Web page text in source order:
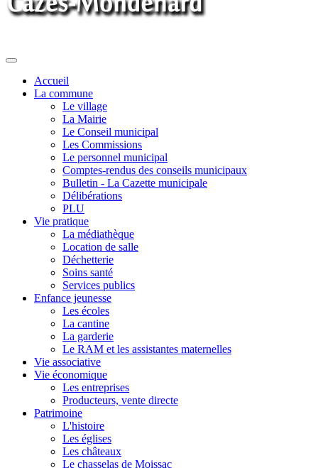
Toggle
navigationAccueil
La commune
Le village
La Mairie
Le Conseil municipal
Les Commissions
Le personnel municipal
Comptes-rendus des conseils municipaux
Bulletin - La Cazette municipale
Délibérations
PLU
Vie pratique
La médiathèque
Location de salle
Déchetterie
Soins santé
Services publics
Enfance jeunesse
Les écoles
La cantine
La garderie
Le RAM et les assistantes maternelles
Vie associative
Vie économique
Les entreprises
Producteurs, vente directe
Patrimoine
L'histoire
Les églises
Les châteaux
Le chasselas de Moissac